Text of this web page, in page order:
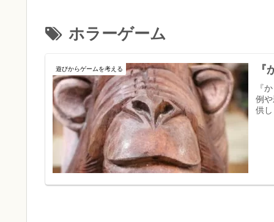
ホラーゲーム
遊びからゲームを考える
『
例
供